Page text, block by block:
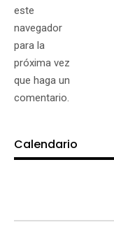
este
navegador
para la
próxima vez
que haga un
comentario.
Calendario